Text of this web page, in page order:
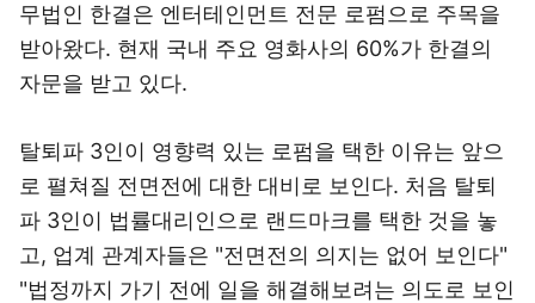
무법인 한결은 엔터테인먼트 전문 로펌으로 주목을
받아왔다. 현재 국내 주요 영화사의 60%가 한결의
자문을 받고 있다.
탈퇴파 3인이 영향력 있는 로펌을 택한 이유는 앞으
로 펼쳐질 전면전에 대한 대비로 보인다. 처음 탈퇴
파 3인이 법률대리인으로 랜드마크를 택한 것을 놓
고, 업계 관계자들은 "전면전의 의지는 없어 보인다"
"법정까지 가기 전에 일을 해결해보려는 의도로 보인